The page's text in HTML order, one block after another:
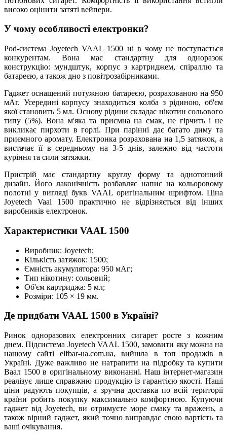
високо оцінити затяті вейпери.
У чому особливості електронки?
Pod-система Joyetech VAAL 1500 ні в чому не поступається
конкурентам. Вона має стандартну для одноразок
конструкцію: мундштук, корпус з картриджем, спіраллю та
батареєю, а також дно з повітрозабірниками.
Гаджет оснащений потужною батареєю, розрахованою на 950
мАг. Усередині корпусу знаходиться колба з рідиною, об'єм
якої становить 5 мл. Основу рідини складає нікотин сольового
типу (5%). Вона м'яка та приємна на смак, не гірчить і не
викликає пирхоти в горлі. При парінні дає багато диму та
приємного аромату. Електронка розрахована на 1,5 затяжок, а
вистачає її в середньому на 3-5 днів, залежно від частоти
куріння та сили затяжки.
Пристрій має стандартну круглу форму та однотонний
дизайн. Його лаконічність розбавляє напис на кольоровому
полотні у вигляді букв VAAL оригінальним шрифтом. Ціна
Joyetech Vaal 1500 практично не відрізняється від інших
виробників електронок.
Характеристики VAAL 1500
Виробник: Joyetech;
Кількість затяжок: 1500;
Ємність акумулятора: 950 мАг;
Тип нікотину: сольовий;
Об'єм картриджа: 5 мл;
Розміри: 105 × 19 мм.
Де придбати VAAL 1500 в Україні?
Ринок одноразових електронних сигарет росте з кожним
днем. Підсистема Joyetech VAAL 1500, замовити яку можна на
нашому сайті elfbar-ua.com.ua, вийшла в топ продажів в
Україні. Дуже важливо не натрапити на підробку та купити
Ваал 1500 в оригінальному виконанні. Наш інтернет-магазин
реалізує лише справжню продукцію із гарантією якості. Наші
ціни радують покупців, а зручна доставка по всій території
країни робить покупку максимально комфортною. Купуючи
гаджет від Joyetech, ви отримуєте море смаку та вражень, а
також вірний гаджет, який точно виправдає свою вартість та
ваші очікування.